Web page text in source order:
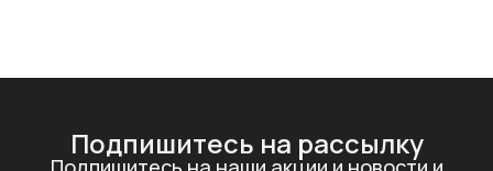
Подпишитесь на рассылку